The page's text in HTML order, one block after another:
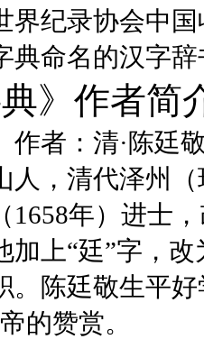
界纪录协会中
典命名的汉字辞
典》作者简
者：清·陈廷敬
人，清代泽州
1658年）进士
加上“廷”字，
。陈廷敬生平
的赞赏。